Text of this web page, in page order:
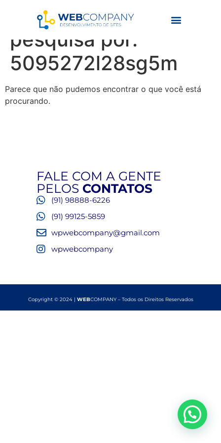
Resultados da
pesquisa por:
5095272l28sg5m
Parece que não pudemos encontrar o que você está
procurando.
FALE COM A GENTE
PELOS CONTATOS
(91) 98888-6226
(91) 99125-5859
wpwebcompany@gmail.com
wpwebcompany
Copyright © 2024 | WEBCOMPANY – Todos os Direitos Reservados